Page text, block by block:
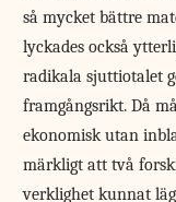
så mycket bättre
lyckades också
radikala sjuttiotalet
framgångsrikt. Då
ekonomisk utan
märkligt att två
verklighet kunnat